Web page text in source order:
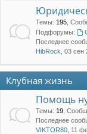
Темы: 195
Подфорумы:
Последнее
HibRock , 03
Клубная жизнь
Помощь
Темы: 19
Последнее
VIKTOR80 , 11